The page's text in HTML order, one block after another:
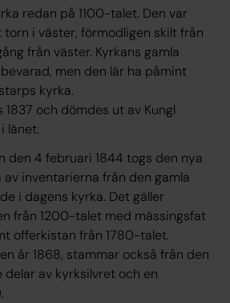
redan på 1100-talet. Den var
i väster, förmodligen skilt från
från väster. Kyrkans gamla
men den lär ha påmint
kyrka.
och dömdes ut av Kungl
länet.
den 4 februari 1844 togs den nya
av inventarierna från den gamla
i dagens kyrka. Det gäller
från 1200-talet med mässingsfat
offerkistan från 1780-talet.
år 1868, stammar också från den
delar av kyrksilvret och en